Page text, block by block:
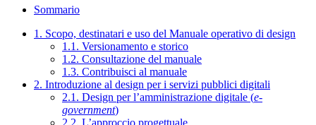
Sommario
1. Scopo, destinatari e uso del Manuale operativo di design
1.1. Versionamento e storico
1.2. Consultazione del manuale
1.3. Contribuisci al manuale
2. Introduzione al design per i servizi pubblici digitali
2.1. Design per l’amministrazione digitale (e-
government)
2.2. L’approccio progettuale